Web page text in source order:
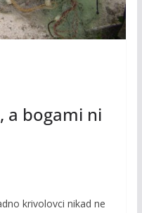
a bogami ni
krivolovci nikad ne